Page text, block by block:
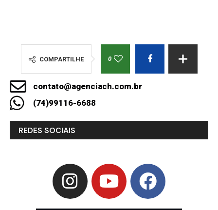
COMPARTILHE 0
contato@agenciach.com.br
(74)99116-6688
REDES SOCIAIS